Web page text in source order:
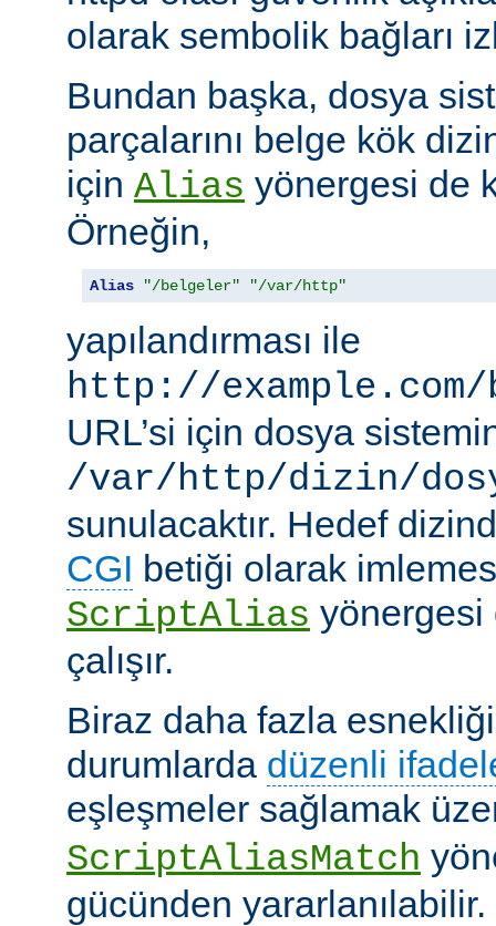
olarak sembolik bağları
Bundan başka, dosya
parçalarını belge kök
için Alias yönergesi de
Örneğin,
Alias "/belgeler" "/var/http"
yapılandırması ile
http://
URL’si için dosya
/var/http/dizin/
sunulacaktır. Hedef
CGI betiği olarak
ScriptAlias yönergesi
çalışır.
Biraz daha fazla
durumlarda düzenli
eşleşmeler sağlamak
ScriptAliasMatch
gücünden